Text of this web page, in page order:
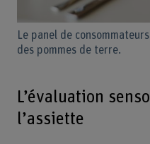
Le panel de
des pommes de terre.
L’évaluation
l’assiette